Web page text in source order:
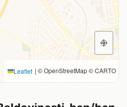
Leaflet | © OpenStreetMap © CARTO